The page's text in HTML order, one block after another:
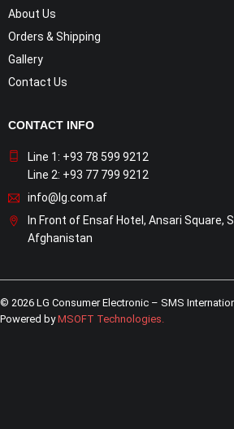
About Us
Orders & Shipping
Gallery
Contact Us
CONTACT INFO
Line 1: +93 78 599 9212
Line 2: +93 77 799 9212
info@lg.com.af
In Front of Ensaf Hotel, Ansari Square,
Afghanistan
© 2026 LG Consumer Electronic – SMS
Powered byMSOFT Technologies.